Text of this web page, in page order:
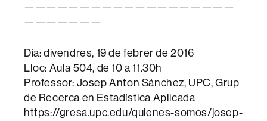
———————————————————
———————
Dia: divendres, 19 de febrer de 2016
Lloc: Aula 504, de 10 a 11.30h
Professor: Josep Anton Sánchez, UPC, Grup
de Recerca en Estadística Aplicada
https://gresa.upc.edu/quienes-somos/josep-